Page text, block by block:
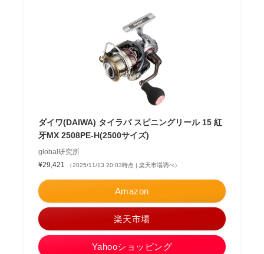
ダイワ(DAIWA) タイラバ スピニングリール 15 紅
牙MX 2508PE-H(2500サイズ)
global研究所
¥29,421
（2025/11/13 20:03時点 | 楽天市場調べ）
Amazon
楽天市場
Yahooショッピング